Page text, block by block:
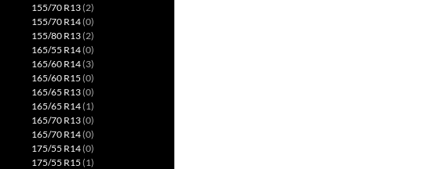
155/70 R13(2)
155/70 R14(0)
155/80 R13(2)
165/55 R14(0)
165/60 R14(3)
165/60 R15 (0)
165/65 R13(0)
165/65 R14(1)
165/70 R13(0)
165/70 R14(0)
175/55 R14(0)
175/55 R15 (1)